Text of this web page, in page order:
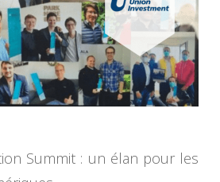
Summit : un élan pour les